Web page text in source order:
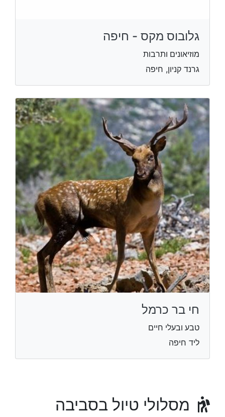
גלובוס מקס - חיפה
מוזיאונים ותרבות
גרנד קניון, חיפה
חי בר כרמל
טבע ובעלי חיים
ליד חיפה
מסלולי טיול בסביבה